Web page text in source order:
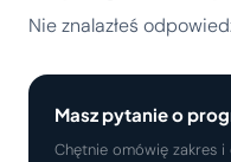
Nie znalazłeś
Masz pytanie o
Chętnie omówię zakres